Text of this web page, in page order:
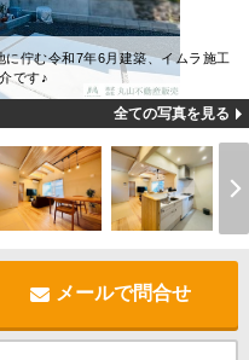
佇む令和7年6月建築、イムラ施工
です♪
全ての写真を見る
メールで問合せ